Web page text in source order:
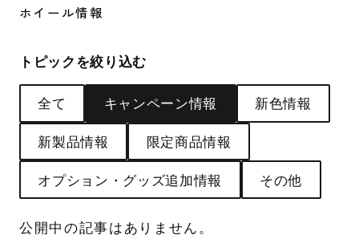
ホイール情報
トピックを絞り込む
全て キャンペーン情報 新色情報
新製品情報 限定商品情報
オプション・グッズ追加情報 その他
公開中の記事はありません。